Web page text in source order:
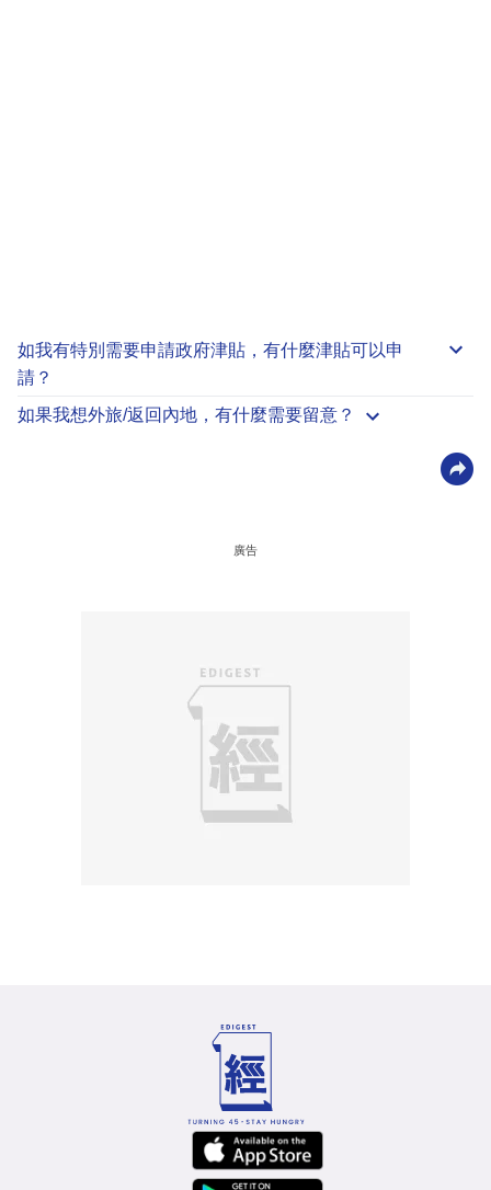
如我有特別需要申請政府津貼 ，有什麼津貼可以申
請？
如果我想外旅/返回內地，有什麼需要留意？
廣告